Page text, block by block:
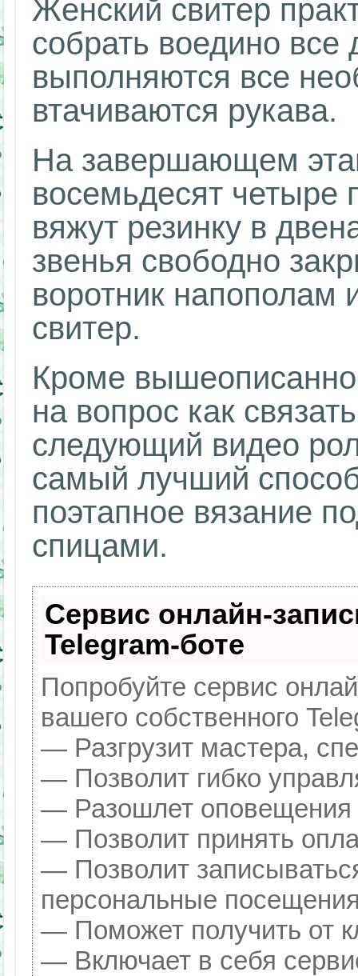
Женский свитер
собрать воедино все
выполняются все
втачиваются рукава.
На завершающем
восемьдесят четыре
вяжут резинку в
звенья свободно
воротник напополам
свитер.
Кроме
на вопрос как
следующий видео
самый лучший
поэтапное вязание
спицами.
Сервис онлайн-
Telegram-боте
Попробуйте сервис
вашего собственного
— Разгрузит мастера,
— Позволит гибко
— Разошлет оповещения
— Позволит принять
— Позволит
персональные
— Поможет получить от
— Включает в себя